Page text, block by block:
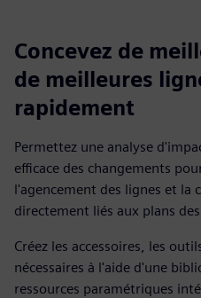
Concevez de
de meilleures
rapidement
Permettez une analyse
efficace des changements
l'agencement des lignes et la
directement liés aux plans
Créez les accessoires, les
nécessaires à l'aide d'une
ressources paramétriques